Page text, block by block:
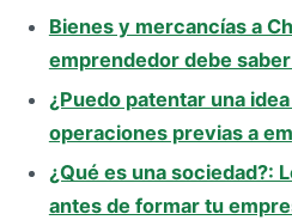
Bienes y mercancías a
emprendedor debe
¿Puedo patentar una
operaciones previas a
¿Qué es una sociedad?:
antes de formar tu